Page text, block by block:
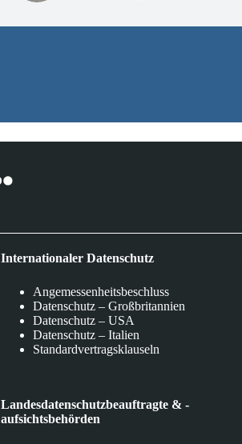
Internationaler Datenschutz
Angemessenheitsbeschluss
Datenschutz – Großbritannien
Datenschutz – USA
Datenschutz – Italien
Standardvertragsklauseln
Landesdatenschutzbeauftragte & -
aufsichtsbehörden